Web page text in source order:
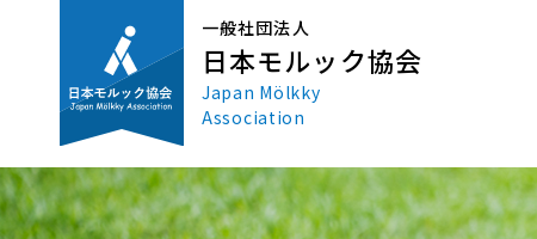
一般社団法人
日本モルック協会
Japan Mölkky
Association